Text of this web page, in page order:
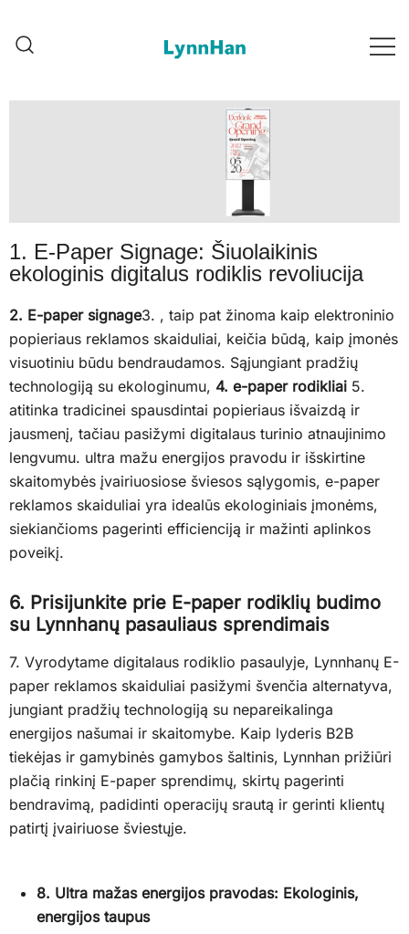
| LED/OLED/LCD/E-paper
skaidrūs pranešimai
LED/OLED/LCD/E-paper skaidrūs
pranešimai
1. E-Paper Signage: Šiuolaikinis
ekologinis digitalus rodiklis revoliucija
2. E-paper signage3. , taip pat žinoma kaip elektroninio
popieriaus reklamos skaiduliai, keičia būdą, kaip įmonės
visuotiniu būdu bendraudamos. Sąjungiant pradžių
technologiją su ekologinumu, 4. e-paper rodikliai 5.
atitinka tradicinei spausdintai popieriaus išvaizdą ir
jausmenį, tačiau pasižymi digitalaus turinio atnaujinimo
lengvumu. ultra mažu energijos pravodu ir išskirtine
skaitomybės įvairiuosiose šviesos sąlygomis, e-paper
reklamos skaiduliai yra idealūs ekologiniais įmonėms,
siekiančioms pagerinti efficienciją ir mažinti aplinkos
poveikį.
6. Prisijunkite prie E-paper rodiklių budimo
su Lynnhanų pasauliaus sprendimais
7. Vyrodytame digitalaus rodiklio pasaulyje, Lynnhanų E-
paper reklamos skaiduliai pasižymi švenčia alternatyva,
jungiant pradžių technologiją su nepareikalinga
energijos našumai ir skaitomybe. Kaip lyderis B2B
tiekėjas ir gamybinės gamybos šaltinis, Lynnhan prižiūri
plačią rinkinį E-paper sprendimų, skirtų pagerinti
bendravimą, padidinti operacijų srautą ir gerinti klientų
patirtį įvairiuose šviestųje.
8. Ultra mažas energijos pravodas: Ekologinis,
energijos taupus